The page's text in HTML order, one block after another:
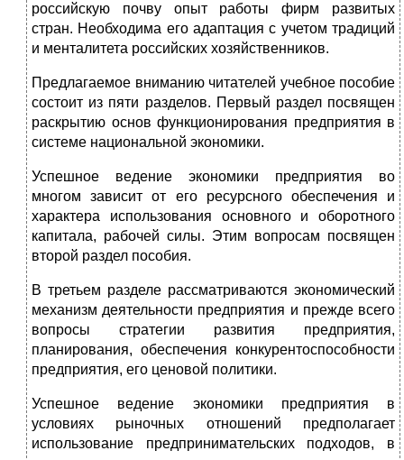
российскую почву опыт работы фирм развитых
стран. Необходима его адаптация с учетом традиций
и менталитета российских хозяйственников.
Предлагаемое вниманию читателей учебное пособие
состоит из пяти разделов. Первый раздел посвящен
раскрытию основ функционирования предприятия в
системе национальной экономики.
Успешное ведение экономики предприятия во
многом зависит от его ресурсного обеспечения и
характера использования основного и оборотного
капитала, рабочей силы. Этим вопросам посвящен
второй раздел пособия.
В третьем разделе рассматриваются экономический
механизм деятельности предприятия и прежде всего
вопросы стратегии развития предприятия,
планирования, обеспечения конкурентоспособности
предприятия, его ценовой политики.
Успешное ведение экономики предприятия в
условиях рыночных отношений предполагает
использование предпринимательских подходов, в